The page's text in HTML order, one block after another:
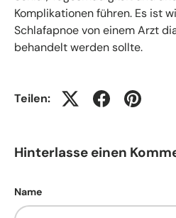
Komplikationen führen. Es ist
Schlafapnoe von einem Arzt
behandelt werden sollte.
Teilen:
Hinterlasse einen
Name